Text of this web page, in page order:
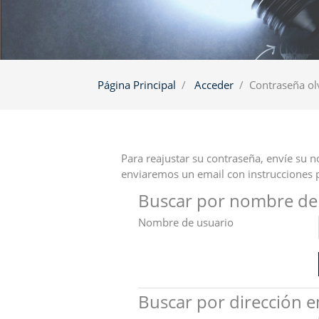
Página Principal Acceder Contraseña
Para reajustar su contraseña, envíe su
enviaremos un email con instrucciones
Buscar por nombre
Nombre de usuario
Buscar por dirección